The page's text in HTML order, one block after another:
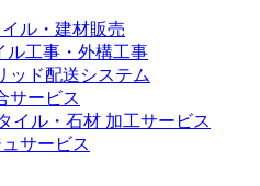
イル・建材販売
ル工事・外構工事
ッド配送システム
サービス
イル・石材 加工サービス
サービス